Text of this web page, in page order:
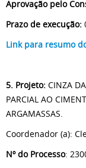
Aprovação pelo
Prazo de execução:
Link para resumo
5. Projeto: CINZA
PARCIAL AO
ARGAMASSAS.
Coordenador (a):
Nº do Processo: